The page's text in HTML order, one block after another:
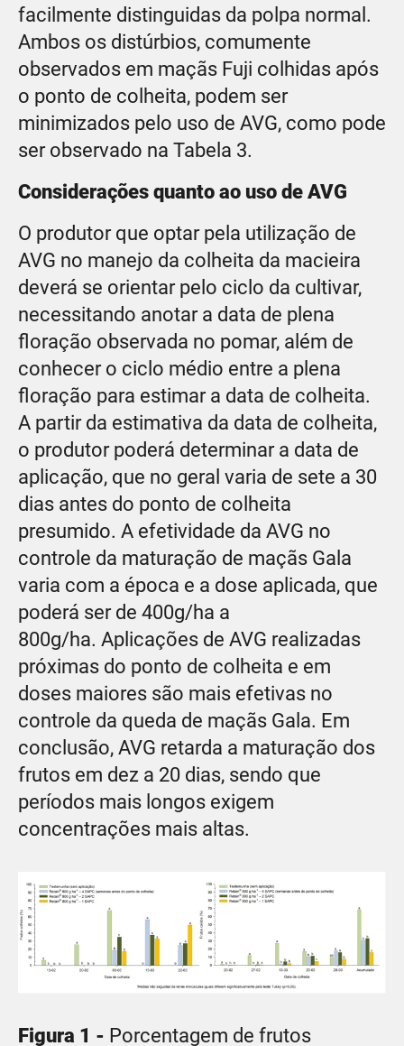
facilmente distinguidas da polpa normal.
Ambos os distúrbios, comumente
observados em maçãs Fuji colhidas após
o ponto de colheita, podem ser
minimizados pelo uso de AVG, como pode
ser observado na Tabela 3.
Considerações quanto ao uso de AVG
O produtor que optar pela utilização de
AVG no manejo da colheita da macieira
deverá se orientar pelo ciclo da cultivar,
necessitando anotar a data de plena
floração observada no pomar, além de
conhecer o ciclo médio entre a plena
floração para estimar a data de colheita.
A partir da estimativa da data de colheita,
o produtor poderá determinar a data de
aplicação, que no geral varia de sete a 30
dias antes do ponto de colheita
presumido. A efetividade da AVG no
controle da maturação de maçãs Gala
varia com a época e a dose aplicada, que
poderá ser de 400g/ha a
800g/ha. Aplicações de AVG realizadas
próximas do ponto de colheita e em
doses maiores são mais efetivas no
controle da queda de maçãs Gala. Em
conclusão, AVG retarda a maturação dos
frutos em dez a 20 dias, sendo que
períodos mais longos exigem
concentrações mais altas.
Figura 1 - Porcentagem de frutos